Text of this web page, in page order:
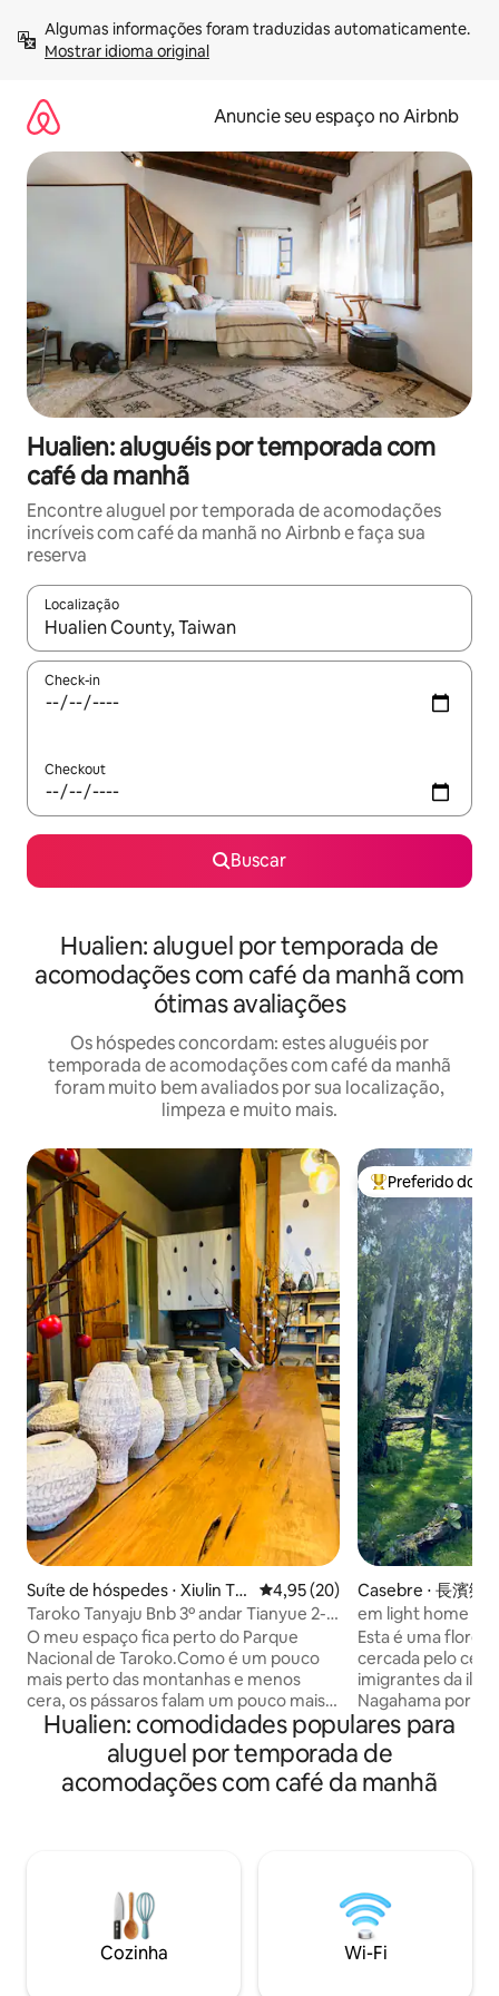
para
Mostrar idioma original
Anuncie seu espaço no Airbnb
Hualien: aluguéis por temporada com
café da manhã
Encontre aluguel por temporada de acomodações
incríveis com café da manhã no Airbnb e faça sua
reserva
Localização
Quando os resultados estiverem disponíveis, explore-os
Check-in
Checkout
Buscar
Hualien: aluguel por temporada de
acomodações com café da manhã com
ótimas avaliações
Os hóspedes concordam: estes aluguéis por
temporada de acomodações com café da manhã
foram muito bem avaliados por sua localização,
limpeza e muito mais.
Suíte de hóspedes ⋅ Xiulin To
wnship
4,95 de uma avaliação média
4,95 (20)
Taroko Tanyaju Bnb 3º andar Tianyue 2-
10 pessoas 22 ping quarto familiar (2
banheiros, cama extra disponível)
apenas para um grupo de hóspedes
O meu espaço fica perto do Parque
Nacional de Taroko.Como é um pouco
mais perto das montanhas e menos
cera, os pássaros falam um pouco mais e
a cidade é um pouco menos barulhenta.
Dirigindo o volante para a pequena
estrada de Taroko, uma montanha alpina
à sua frente, acompanhada por um céu
coração se estabelecer bem. Localizado
no município de Hualien Xiulin, Tarokako
é uma casa de família com uma forte
sensação de temperatura das mãos. O
Entre os
Preferido dos
Casebre ⋅ 長濱鄉
em light home
Esta é uma
cercada pelo céu,
imigrantes da ilha
Nagahama por
amor à primeira
a viver na
floresta cercada
montanhas
reconfortante e
compartilhar esta
para você, que
quer "esvaziar" e
Hualien: comodidades populares para
aluguel por temporada de
acomodações com café da manhã
Cozinha Wi-Fi